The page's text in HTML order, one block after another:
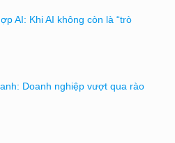
AI: Khi AI không còn là “trò
Doanh nghiệp vượt qua rào